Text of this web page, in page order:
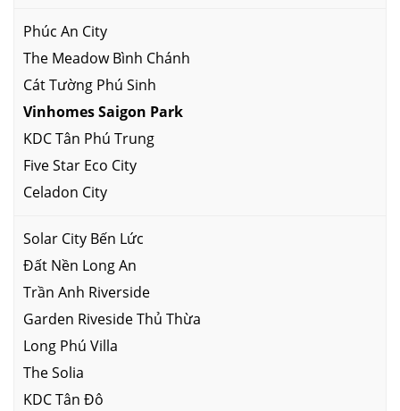
Phúc An City
The Meadow Bình Chánh
Cát Tường Phú Sinh
Vinhomes Saigon Park
KDC Tân Phú Trung
Five Star Eco City
Celadon City
Solar City Bến Lức
Đất Nền Long An
Trần Anh Riverside
Garden Riveside Thủ Thừa
Long Phú Villa
The Solia
KDC Tân Đô